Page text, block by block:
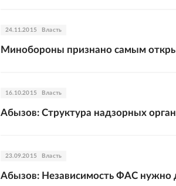
24.11.2015 Власть
Минобороны признано самым
16.10.2015 Власть
Абызов: Структура надзорных
23.09.2015 Власть
Абызов: Независимость ФАС нужно